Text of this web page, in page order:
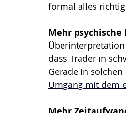
formal alles
Mehr psychische
dass Trader in
Gerade in
Umgang mit dem